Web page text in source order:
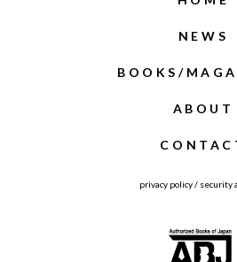
NEWS
BOOKS/
ABOUT
privacy policy/ security